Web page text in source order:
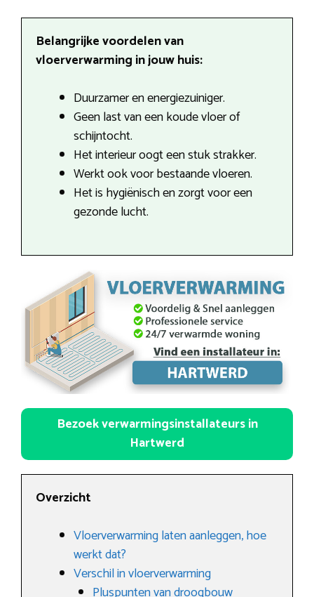
Belangrijke voordelen van
vloerverwarming in jouw huis:
Duurzamer en energiezuiniger.
Geen last van een koude vloer of
schijntocht.
Het interieur oogt een stuk strakker.
Werkt ook voor bestaande vloeren.
Het is hygiënisch en zorgt voor een
gezonde lucht.
Bezoek verwarmingsinstallateurs in
Hartwerd
Overzicht
Vloerverwarming laten aanleggen, hoe
werkt dat?
Verschil in vloerverwarming